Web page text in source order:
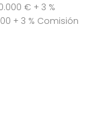
€ + 3 %
+ 3 % Comisión